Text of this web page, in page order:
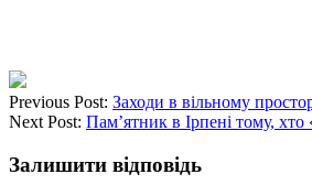
Previous Post: Заходи в вільному
Next Post: Пам’ятник в Ірпені тому, хто
Залишити відповідь